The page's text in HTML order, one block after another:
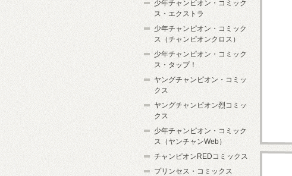
少年チャンピオン・コミック
ス・エクストラ
少年チャンピオン・コミック
ス（チャンピオンクロス）
少年チャンピオン・コミック
ス・タップ！
ヤングチャンピオン・コミッ
クス
ヤングチャンピオン烈コミッ
クス
少年チャンピオン・コミック
ス（ヤンチャンWeb）
チャンピオンREDコミックス
プリンセス・コミックス